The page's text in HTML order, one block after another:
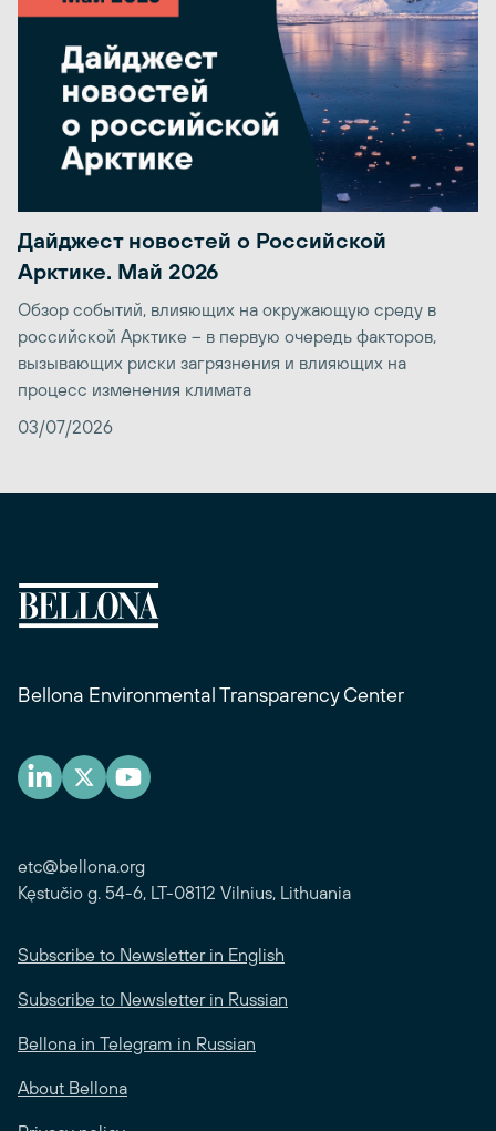
Дайджест новостей о Российской
Арктике. Май 2026
Обзор событий, влияющих на окружающую среду в
российской Арктике – в первую очередь факторов,
вызывающих риски загрязнения и влияющих на
процесс изменения климата
03/07/2026
Bellona Environmental Transparency Center
etc@bellona.org
Kęstučio g. 54-6, LT-08112 Vilnius, Lithuania
Subscribe to Newsletter in English
Subscribe to Newsletter in Russian
Bellona in Telegram in Russian
About Bellona